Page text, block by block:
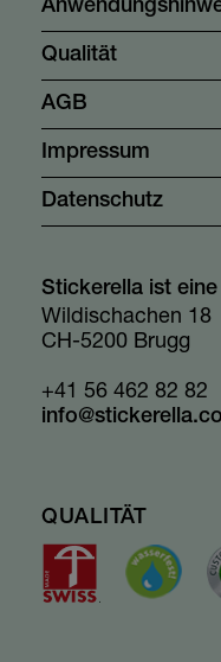
Qualität
AGB
Impressum
Datenschutz
Stickerella ist
Wildischachen 18
CH-5200 Brugg
+41 56 462 82 82
QUALITÄT